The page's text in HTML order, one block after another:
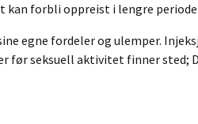
kan forbli oppreist i lengre
egne fordeler og ulemper.
før seksuell aktivitet finner